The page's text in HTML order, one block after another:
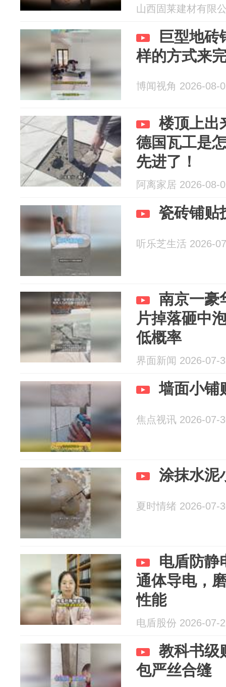
山西固莱建材有限
巨型地砖
样的方式来
博闻视角 2026-08-
楼顶上出
德国瓦工是
先进了！
阿离家居 2026-08-
瓷砖铺贴
听乐芝生活 2026-
南京一豪
片掉落砸中
低概率
界面新闻 2026-07-
墙面小铺
焦点视讯 2026-07-
涂抹水泥
夏时情绪 2026-07-
电盾防静
通体导电，
性能
电盾股份 2026-07-
教科书级
包严丝合缝